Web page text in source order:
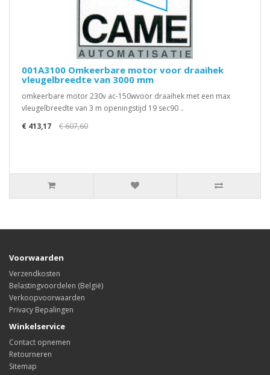
001A3100 Omkeerbare motor voor draaihek
vleugelbreedte van 3000 mm
omkeerbare motor 230v ac-150wvoor draaihek met een max
vleugelbreedte van 3 m openingstijd 19 sec90 ..
€ 413,17
€ 607,60
Voorwaarden
Verzendkosten
Belastingvoordelen (België)
Verkoopvoorwaarden
Privacy Bepalingen
Winkelservice
Contact opnemen
Retourneren
Sitemap